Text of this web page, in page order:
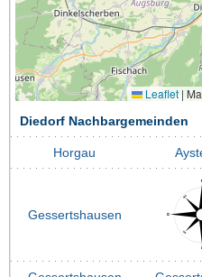
Leaflet |
Diedorf Nachbargemeinden
Horgau
Gessertshausen